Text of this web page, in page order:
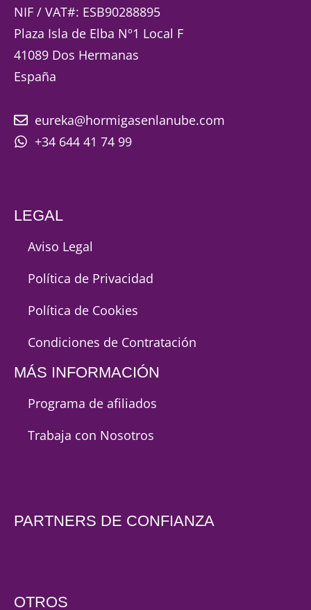
NIF / VAT#: ESB90288895
Plaza Isla de Elba Nº1 Local F
41089 Dos Hermanas
España
eureka@hormigasenlanube.com
+34 644 41 74 99
LEGAL
Aviso Legal
Política de Privacidad
Política de Cookies
Condiciones de Contratación
MÁS INFORMACIÓN
Programa de afiliados
Trabaja con Nosotros
PARTNERS DE CONFIANZA
OTROS